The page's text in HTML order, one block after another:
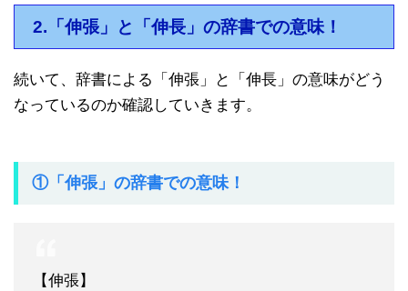
2.「伸張」と「伸長」の辞書での意味！
続いて、辞書による「伸張」と「伸長」の意味がどう
なっているのか確認していきます。
①「伸張」の辞書での意味！
【伸張】